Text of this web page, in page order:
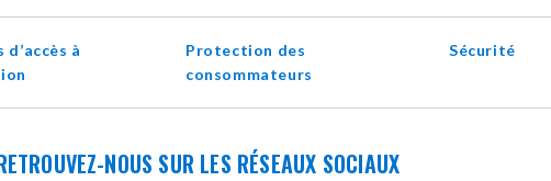
window
d’accès à
Protection des
consommateurs
Sécurité
NOUS SUR LES RÉSEAUX SOCIAUX